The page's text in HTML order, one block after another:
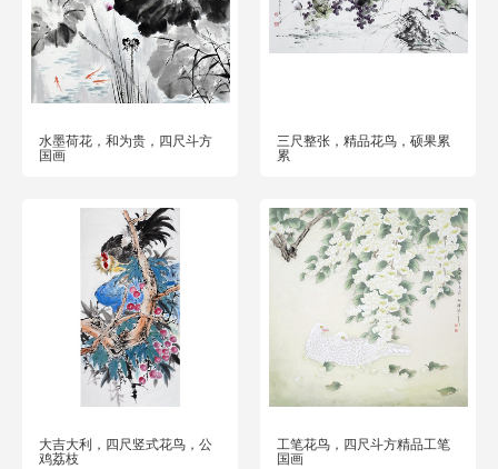
水墨荷花，和为贵，四尺斗方
国画
三尺整张，精品花鸟，硕果累
累
大吉大利，四尺竖式花鸟，公
鸡荔枝
工笔花鸟，四尺斗方精品工笔
国画